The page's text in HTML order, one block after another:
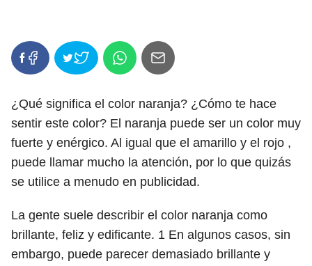
¿Qué significa el color naranja? ¿Cómo te hace
sentir este color? El naranja puede ser un color muy
fuerte y enérgico. Al igual que el amarillo y el rojo ,
puede llamar mucho la atención, por lo que quizás
se utilice a menudo en publicidad.
La gente suele describir el color naranja como
brillante, feliz y edificante. 1 En algunos casos, sin
embargo, puede parecer demasiado brillante y